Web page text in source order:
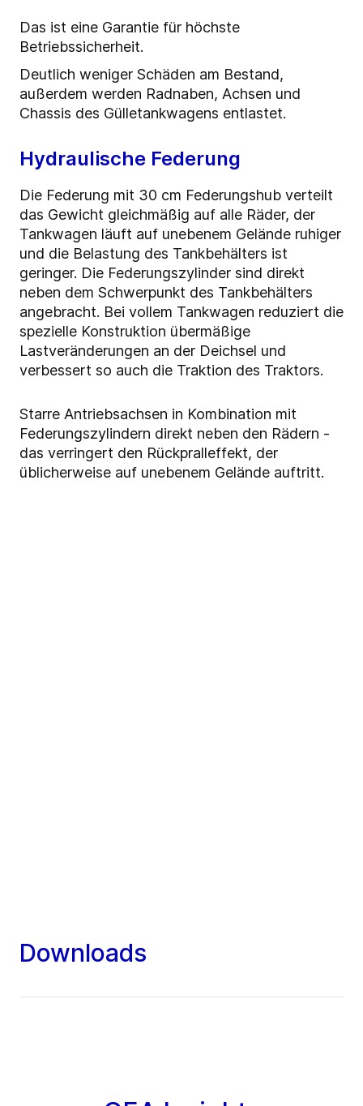
Das ist eine Garantie für höchste
Betriebssicherheit.
Deutlich weniger Schäden am Bestand,
außerdem werden Radnaben, Achsen und
Chassis des Gülletankwagens entlastet.
Hydraulische Federung
Die Federung mit 30 cm Federungshub verteilt
das Gewicht gleichmäßig auf alle Räder, der
Tankwagen läuft auf unebenem Gelände ruhiger
und die Belastung des Tankbehälters ist
geringer. Die Federungszylinder sind direkt
neben dem Schwerpunkt des Tankbehälters
angebracht. Bei vollem Tankwagen reduziert die
spezielle Konstruktion übermäßige
Lastveränderungen an der Deichsel und
verbessert so auch die Traktion des Traktors.
Starre Antriebsachsen in Kombination mit
Federungszylindern direkt neben den Rädern -
das verringert den Rückpralleffekt, der
üblicherweise auf unebenem Gelände auftritt.
Downloads